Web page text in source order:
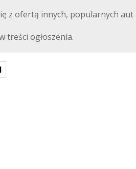
z ofertą innych, popularnych
treści ogłoszenia.